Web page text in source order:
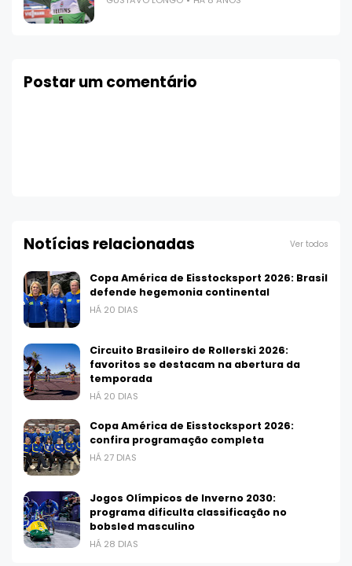
Postar um comentário
Notícias relacionadas Ver todos
Copa América de Eisstocksport 2026: Brasil
defende hegemonia continental
HÁ 20 DIAS
Circuito Brasileiro de Rollerski 2026:
favoritos se destacam na abertura da
temporada
HÁ 20 DIAS
Copa América de Eisstocksport 2026:
confira programação completa
HÁ 27 DIAS
Jogos Olímpicos de Inverno 2030:
programa dificulta classificação no
bobsled masculino
HÁ 28 DIAS